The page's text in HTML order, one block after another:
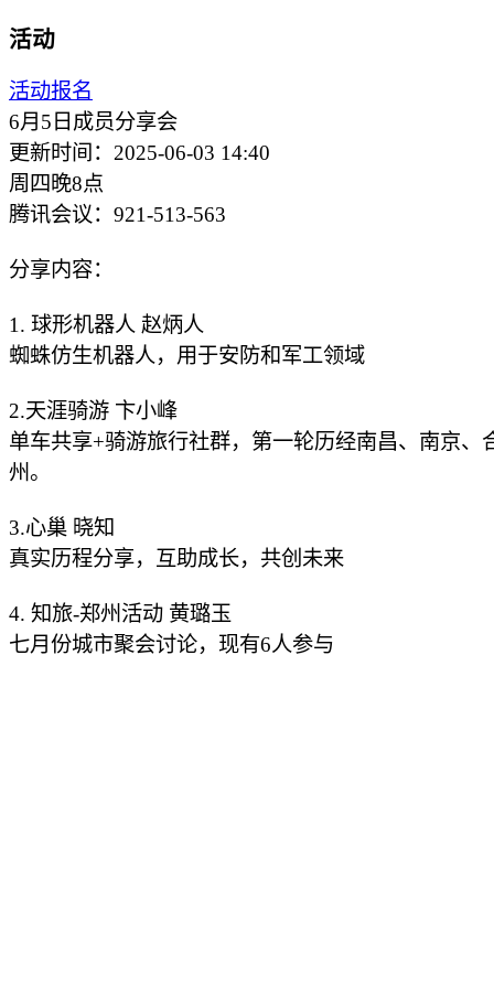
活动
活动报名
6月5日成员分享会
更新时间：2025-06-03 14:40
周四晚8点
腾讯会议：921-513-563
分享内容：
1. 球形机器人 赵炳人
蜘蛛仿生机器人，用于安防和军工领域
2.天涯骑游 卞小峰
单车共享+骑游旅行社群，第一轮历经南昌、南京、
州。
3.心巢 晓知
真实历程分享，互助成长，共创未来
4. 知旅-郑州活动 黄璐玉
七月份城市聚会讨论，现有6人参与